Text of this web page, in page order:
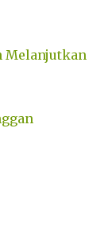
Melanjutkan